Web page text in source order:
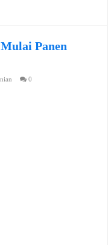
Panen
0